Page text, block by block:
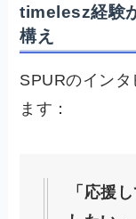
timelesz経験
構え
SPURのイン
ます：
「応援